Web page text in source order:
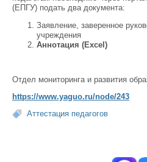
(ЕПГУ) подать два документа:
Заявление, заверенное
учреждения
Аннотация (Excel )
Отдел мониторинга и развития
https://www.yaguo.ru/node/243
Аттестация педагогов